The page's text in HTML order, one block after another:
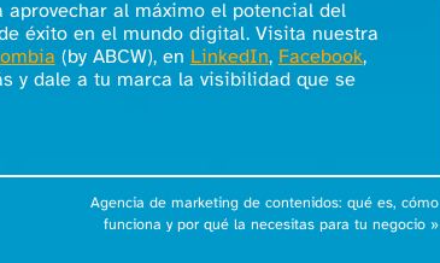
aprovechar al máximo el potencial del
éxito en el mundo digital. Visita nuestra
(by ABCW), en LinkedIn, Facebook,
y dale a tu marca la visibilidad que se
Agencia de marketing de contenidos: qué es, cómo
funciona y por qué la necesitas para tu negocio»